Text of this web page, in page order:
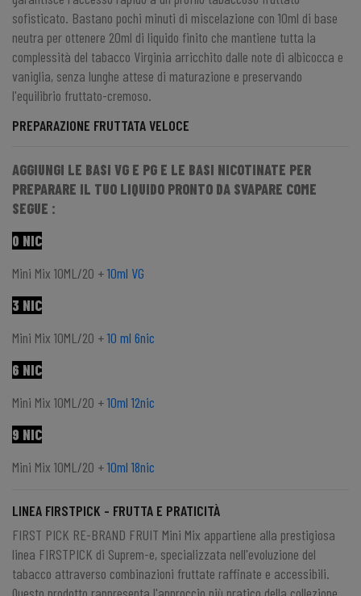
sofisticato. Bastano pochi minuti di miscelazione con 10ml di base
neutra per ottenere 20ml di liquido finito che mantiene tutta la
complessità del tabacco Virginia arricchito dalle note di albicocca e
vaniglia, senza lunghe attese di maturazione e preservando
l'equilibrio fruttato-cremoso.
PREPARAZIONE FRUTTATA VELOCE
AGGIUNGI LE BASI VG E PG E LE BASI NICOTINATE PER
PREPARARE IL TUO LIQUIDO PRONTO DA SVAPARE COME
SEGUE :
0 NIC
Mini Mix 10ML/20 +10ml VG
3 NIC
Mini Mix 10ML/20 +10 ml 6nic
6 NIC
Mini Mix 10ML/20 +10ml 12nic
9 NIC
Mini Mix 10ML/20 +10ml 18nic
LINEA FIRSTPICK - FRUTTA E PRATICITÀ
FIRST PICK RE-BRAND FRUIT Mini Mix appartiene alla prestigiosa
linea FIRSTPICK di Suprem-e, specializzata nell'evoluzione del
tabacco attraverso combinazioni fruttate raffinate e accessibili.